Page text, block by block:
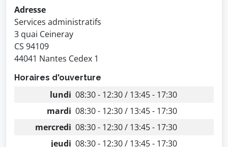
Adresse
Services administratifs
3 quai Ceineray
CS 94109
44041 Nantes Cedex 1
Horaires d'ouverture
lundi 08:30 - 12:30 / 13:45 - 17:30
mardi 08:30 - 12:30 / 13:45 - 17:30
mercredi 08:30 - 12:30 / 13:45 - 17:30
jeudi 08:30 - 12:30 / 13:45 - 17:30